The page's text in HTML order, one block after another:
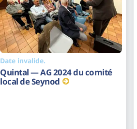
Date invalide.
Quintal — AG 2024 du comité
local de Seynod